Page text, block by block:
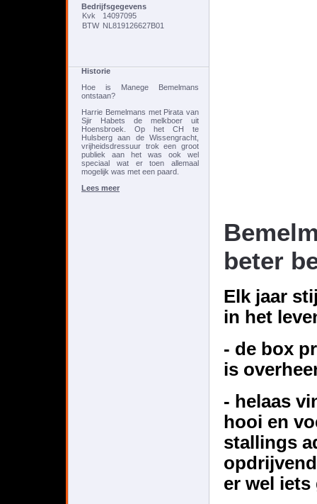
Bedrijfsgegevens
Kvk
14097095
BTW NL819126627B01
Historie
Hoe is Manege Bemelmans
ontstaan?
Harrie Bemelmans met Pirata van
Sjir Habets de melkboer uit
Hoensbroek. Op het CH te
Hulsberg aan de Wissengracht,
vrijheidsdressuur trok een groot
publiek aan het was ook wel
speciaal wat er toen allemaal
mogelijk was met een paard.
Lees meer
beter
Elk jaar
in het
- de box
is
- helaas
hooi en
stallings
er wel iets